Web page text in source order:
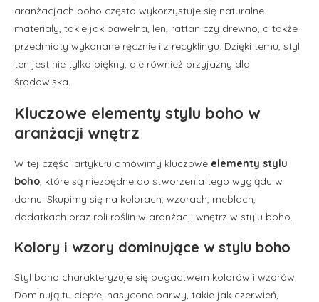
aranżacjach boho często wykorzystuje się naturalne
materiały, takie jak bawełna, len, rattan czy drewno, a także
przedmioty wykonane ręcznie i z recyklingu. Dzięki temu, styl
ten jest nie tylko piękny, ale również przyjazny dla
środowiska.
Kluczowe elementy stylu boho w
aranżacji wnętrz
W tej części artykułu omówimy kluczowe elementy stylu
boho, które są niezbędne do stworzenia tego wyglądu w
domu. Skupimy się na kolorach, wzorach, meblach,
dodatkach oraz roli roślin w aranżacji wnętrz w stylu boho.
Kolory i wzory dominujące w stylu boho
Styl boho charakteryzuje się bogactwem kolorów i wzorów.
Dominują tu ciepłe, nasycone barwy, takie jak czerwień,